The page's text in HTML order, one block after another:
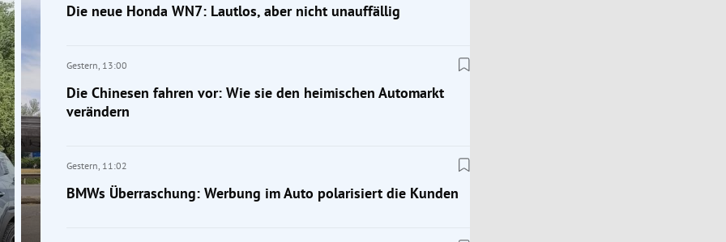
Die neue Honda WN7: Lautlos, aber nicht unauffällig
Gestern, 13:00
Die Chinesen fahren vor: Wie sie den heimischen Automarkt
verändern
Gestern, 11:02
BMWs Überraschung: Werbung im Auto polarisiert die Kunden